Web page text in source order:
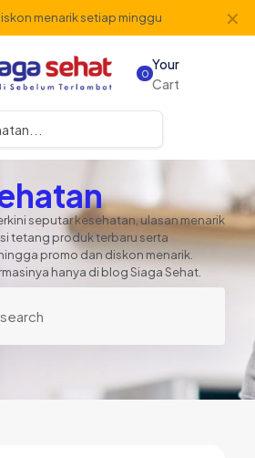
menarik setiap minggu ✕
0
Your
Cart
seputar kesehatan, ulasan menarik
tetang produk terbaru serta
promo dan diskon menarik.
hanya di blog Siaga Sehat.